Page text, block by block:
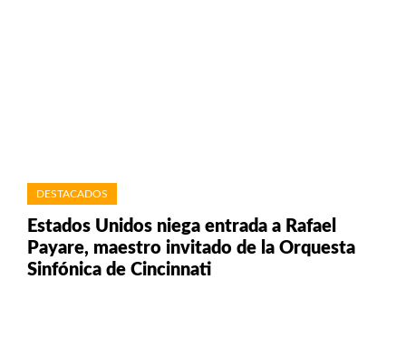
DESTACADOS
Estados Unidos niega entrada a Rafael
Payare, maestro invitado de la Orquesta
Sinfónica de Cincinnati